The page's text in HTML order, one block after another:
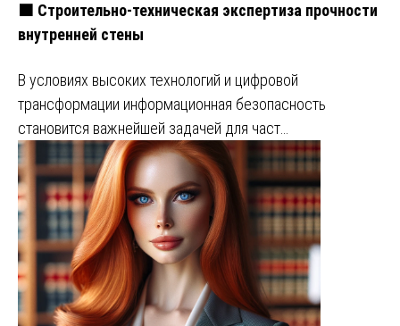
🟧 Строительно-техническая экспертиза прочности
внутренней стены
В условиях высоких технологий и цифровой
трансформации информационная безопасность
становится важнейшей задачей для част…